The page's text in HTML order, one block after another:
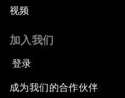
视频
加入我们
登录
成为我们的合作伙伴